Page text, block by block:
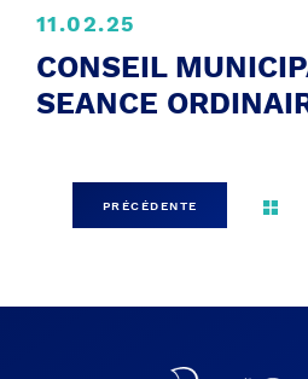
11.02.25
CONSEIL
SEANCE
PRÉCÉDENTE